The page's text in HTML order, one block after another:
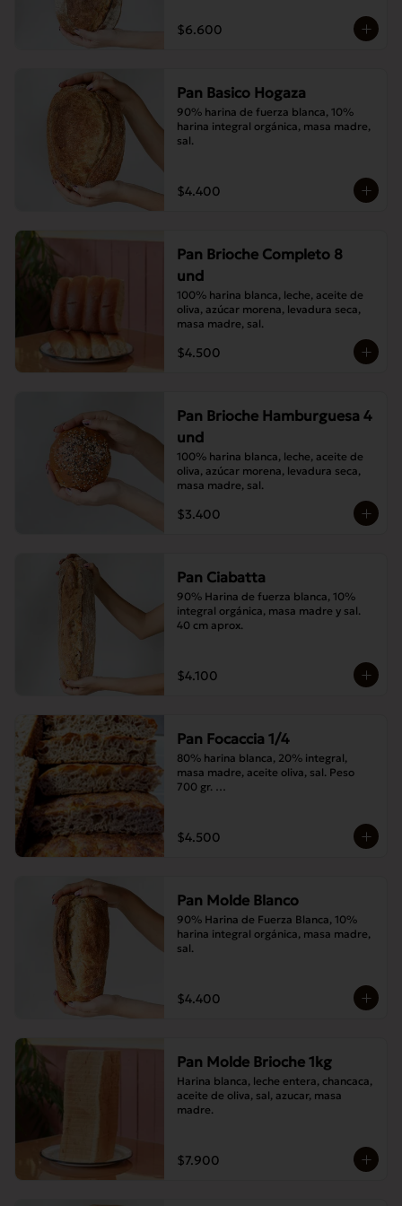
$6.600
Pan Basico Hogaza
90% harina de fuerza blanca, 10%
harina integral orgánica, masa madre,
sal.
$4.400
Pan Brioche Completo 8
und
100% harina blanca, leche, aceite de
oliva, azúcar morena, levadura seca,
masa madre, sal.
$4.500
Pan Brioche Hamburguesa 4
und
100% harina blanca, leche, aceite de
oliva, azúcar morena, levadura seca,
masa madre, sal.
$3.400
Pan Ciabatta
90% Harina de fuerza blanca, 10%
integral orgánica, masa madre y sal.
40 cm aprox.
$4.100
Pan Focaccia 1/4
80% harina blanca, 20% integral,
masa madre, aceite oliva, sal. Peso
700 gr.
$4.500
Pan Molde Blanco
90% Harina de Fuerza Blanca, 10%
harina integral orgánica, masa madre,
sal.
$4.400
Pan Molde Brioche 1kg
Harina blanca, leche entera, chancaca,
aceite de oliva, sal, azucar, masa
madre.
$7.900